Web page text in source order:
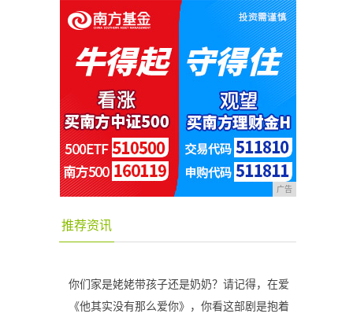
广告
推荐资讯
你们家是姥姥带孩子还是奶奶？请记得，在爱
《他其实没有那么爱你》，你看这部剧是抱着